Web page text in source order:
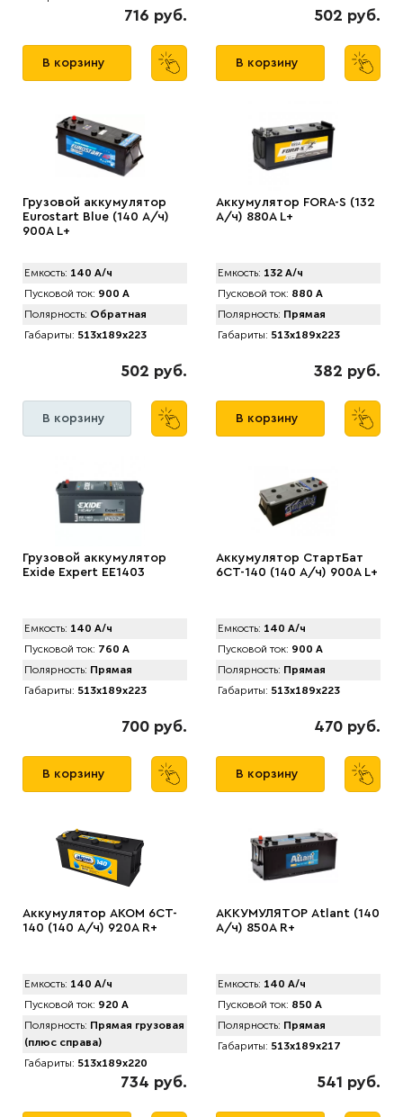
716 руб.
В корзину
502 руб.
В корзину
Грузовой аккумулятор
Eurostart Blue (140 А/ч)
900A L+
Емкость: 140 А/ч
Пусковой ток: 900 А
Полярность: Обратная
Габариты: 513x189x223
502 руб.
В корзину
Аккумулятор FORA-S (132
А/ч) 880A L+
Емкость: 132 А/ч
Пусковой ток: 880 А
Полярность: Прямая
Габариты: 513x189x223
382 руб.
В корзину
Грузовой аккумулятор
Exide Expert EE1403
Емкость: 140 А/ч
Пусковой ток: 760 А
Полярность: Прямая
Габариты: 513x189x223
700 руб.
В корзину
Аккумулятор СтартБат
6СТ-140 (140 А/ч) 900А L+
Емкость: 140 А/ч
Пусковой ток: 900 А
Полярность: Прямая
Габариты: 513x189x223
470 руб.
В корзину
Аккумулятор AКОМ 6CT-
140 (140 А/ч) 920А R+
Емкость: 140 А/ч
Пусковой ток: 920 А
Полярность: Прямая грузовая
(плюс справа)
Габариты: 513x189x220
734 руб.
АККУМУЛЯТОР Аtlant (140
А/ч) 850A R+
Емкость: 140 А/ч
Пусковой ток: 850 А
Полярность: Прямая
Габариты: 513x189x217
541 руб.